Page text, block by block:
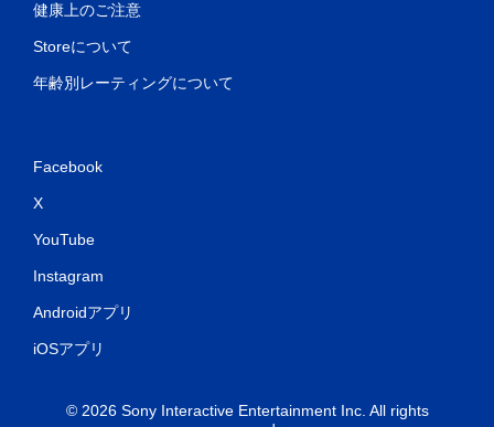
健康上のご注意
Storeについて
年齢別レーティングについて
Facebook
X
YouTube
Instagram
Androidアプリ
iOSアプリ
© 2026 Sony Interactive Entertainment Inc. All rights